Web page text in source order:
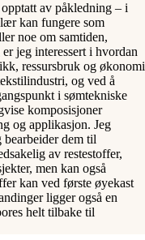
av påkledning – i
kan fungere som
noe om samtiden,
jeg interessert i hvordan
ressursbruk og økonomi
og ved å
i sømtekniske
komposisjoner
og applikasjon. Jeg
dem til
av restestoffer,
men kan også
kan ved første øyekast
ligger også en
helt tilbake til